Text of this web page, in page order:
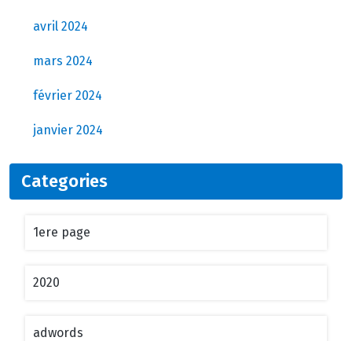
avril 2024
mars 2024
février 2024
janvier 2024
Categories
1ere page
2020
adwords